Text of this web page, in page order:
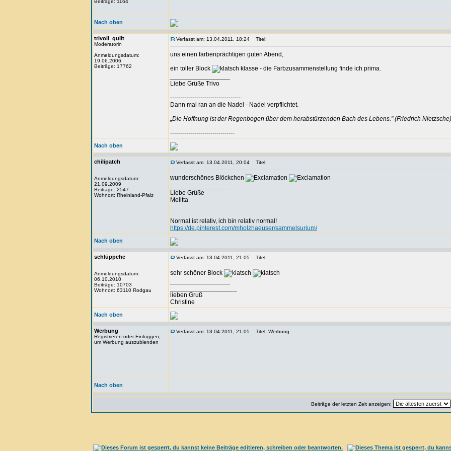
Beiträge: 1164
Nach oben
trivoli_quilt
Moderatorin
Anmeldungsdatum:
19.06.2006
Beiträge: 17762
Verfasst am: 13.04.2011, 18:24 Titel:
uns einen farbenprächtigen guten Abend,
ein toller Block
klasse - die Farbzusammenstellung finde ich prima.
Liebe Grüße Trivo
-----------------------------------
Dann mal ran an die Nadel - Nadel verpflichtet.
„Die Hoffnung ist der Regenbogen über dem herabstürzenden Bach des Lebens." (Friedrich Nietzsche)
--------------------------------
Nach oben
chilipatch
Anmeldungsdatum:
21.09.2009
Beiträge: 2547
Wohnort: Rheinland-Pfalz
Verfasst am: 13.04.2011, 20:04 Titel:
wunderschönes Blöckchen
Liebe Grüße
Melitta
Normal ist relativ, ich bin relativ normal!
https://de.pinterest.com/mholzhaeuser/sammelsurium/
Nach oben
schlüppche
Anmeldungsdatum:
06.10.2010
Beiträge: 10703
Wohnort: 63110 Rodgau
Verfasst am: 13.04.2011, 21:05 Titel:
sehr schöner Block
lieben Gruß
Christine
Nach oben
Werbung
Registrieren oder Einloggen,
um Werbung auszublenden
Verfasst am: 13.04.2011, 21:05 Titel: Werbung
Nach oben
Beiträge der letzten Zeit anzeigen: